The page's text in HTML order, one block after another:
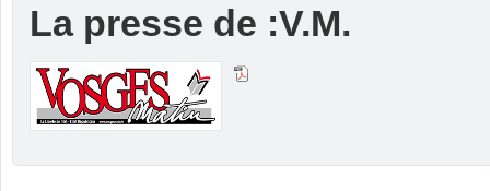
La presse de :V.M.